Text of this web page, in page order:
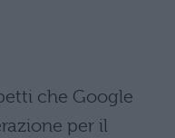
che Google
per il